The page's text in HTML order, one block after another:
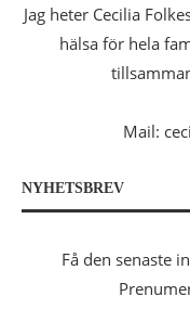
Jag heter Cecilia
hälsa för hela
Mail:
NYHETSBREV
Få den senaste